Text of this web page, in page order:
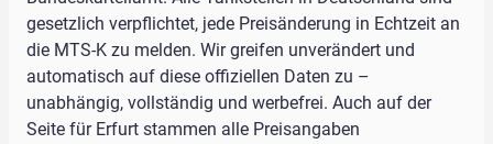
gesetzlich verpflichtet, jede Preisänderung in Echtzeit an
die MTS-K zu melden. Wir greifen unverändert und
automatisch auf diese offiziellen Daten zu –
unabhängig, vollständig und werbefrei. Auch auf der
Seite für Erfurt stammen alle Preisangaben